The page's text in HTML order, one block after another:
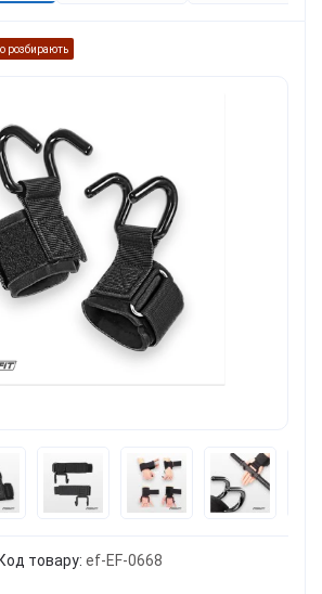
розбирають
Код товару: ef-EF-0668